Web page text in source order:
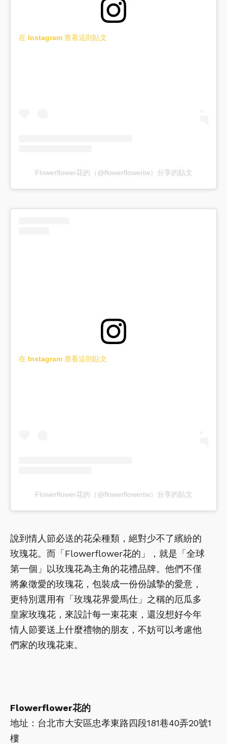
在 Instagram 查看這則貼文
Flowerflower花的（@flowerflowertw）分享的貼文
在 Instagram 查看這則貼文
Flowerflower花的（@flowerflowertw）分享的貼文
說到情人節必送的花朵種類，絕對少不了繽紛的
玫瑰花。而「Flowerflower花的」，就是「全球
第一個」以玫瑰花為主角的花禮品牌。他們不僅
將象徵愛的玫瑰花，包裝成一份份誠摯的愛意，
更特別選用有「玫瑰花界愛馬仕」之稱的厄瓜多
皇家玫瑰花，來設計每一束花束，還沒想好今年
情人節要送上什麼禮物的朋友，不妨可以考慮他
們家的玫瑰花束。
Flowerflower花的
地址：台北市大安區忠孝東路四段181巷40弄20號1
樓